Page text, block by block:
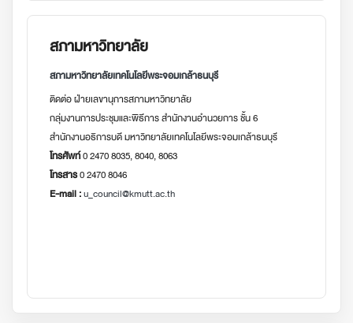
สภามหาวิทยาลัย
สภามหาวิทยาลัยเทคโนโลยีพระจอมเกล้าธนบุรี
ติดต่อ ฝ่ายเลขานุการสภามหาวิทยาลัย
กลุ่มงานการประชุมและพิธีการ สำนักงานอำนวยการ ชั้น 6
สำนักงานอธิการบดี มหาวิทยาลัยเทคโนโลยีพระจอมเกล้าธนบุรี
โทรศัพท์0 2470 8035, 8040, 8063
โทรสาร0 2470 8046
E-mail :u_council@kmutt.ac.th